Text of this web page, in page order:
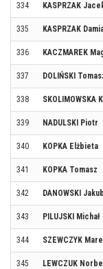
334 KASPRZAK
335 KASPRZAK
336 KACZMAREK
337 DOLIŃSKI
338 SKOLIMOWSKA
339 NADULSKI Piotr
340 KOPKA Elżbieta
341 KOPKA Tomasz
342 DANOWSKI Jakub
343 PILUJSKI Michał
344 SZEWCZYK
345 LEWCZUK